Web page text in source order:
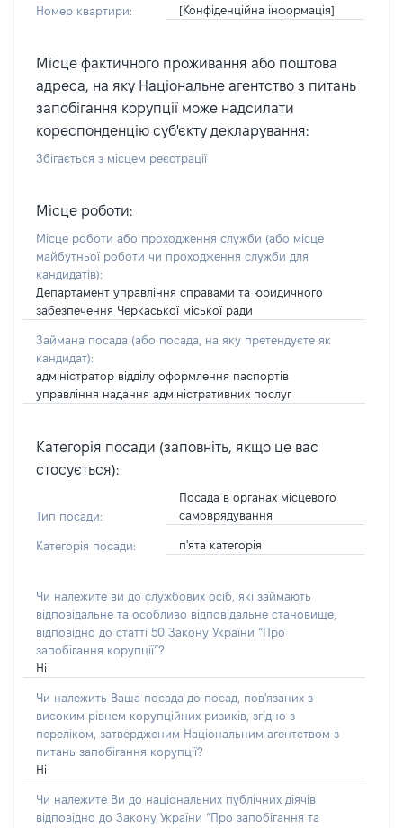
Номер квартири: [Конфіденційна інформація]
Місце фактичного проживання або поштова
адреса, на яку Національне агентство з питань
запобігання корупції може надсилати
кореспонденцію суб'єкту декларування:
Збігається з місцем реєстрації
Місце роботи:
Місце роботи або проходження служби (або місце
майбутньої роботи чи проходження служби для
кандидатів):
Департамент управління справами та юридичного
забезпечення Черкаської міської ради
Займана посада (або посада, на яку претендуєте як
кандидат):
адміністратор відділу оформлення паспортів
управління надання адміністративних послуг
Категорія посади (заповніть, якщо це вас
стосується):
Тип посади:
Посада в органах місцевого
самоврядування
Категорія посади: п'ята категорія
Чи належите ви до службових осіб, які займають
відповідальне та особливо відповідальне становище,
відповідно до статті 50 Закону України “Про
запобігання корупції”?
Ні
Чи належить Ваша посада до посад, пов'язаних з
високим рівнем корупційних ризиків, згідно з
переліком, затвердженим Національним агентством з
питань запобігання корупції?
Ні
Чи належите Ви до національних публічних діячів
відповідно до Закону України “Про запобігання та